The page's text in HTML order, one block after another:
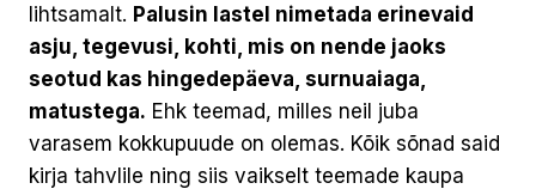
lihtsamalt. Palusin lastel nimetada erinevaid
asju, tegevusi, kohti, mis on nende jaoks
seotud kas hingedepäeva, surnuaiaga,
matustega. Ehk teemad, milles neil juba
varasem kokkupuude on olemas. Kõik sõnad said
kirja tahvlile ning siis vaikselt teemade kaupa